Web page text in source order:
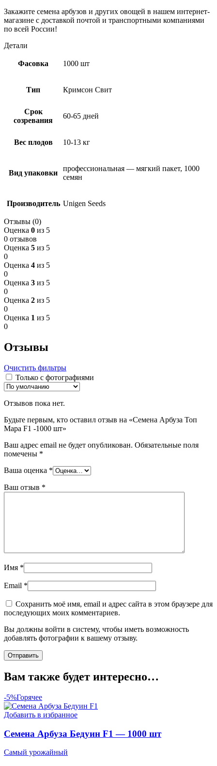
Закажите семена арбузов и других овощей в нашем интернет-
магазине с доставкой почтой и транспортными компаниями
по всей России!
Детали
Фасовка 1000 шт
Тип Кримсон Свит
Срок
созревания
60-65 дней
Вес плодов 10-13 кг
Вид упаковки
профессиональная — мягкий пакет, 1000
семян
Производитель Unigen Seeds
Отзывы (0)
Оценка 0 из 5
0 отзывов
Оценка 5 из 5
0
Оценка 4 из 5
0
Оценка 3 из 5
0
Оценка 2 из 5
0
Оценка 1 из 5
0
Отзывы
Очистить фильтры
Только с фотографиями
Отзывов пока нет.
Будьте первым, кто оставил отзыв на «Семена Арбуза Топ
Мара F1 -1000 шт»
Ваш адрес email не будет опубликован. Обязательные поля
помечены *
Ваша оценка *
Ваш отзыв *
Имя *
Email *
Сохранить моё имя, email и адрес сайта в этом браузере для
последующих моих комментариев.
Вы должны войти в систему, чтобы иметь возможность
добавлять фотографии к вашему отзыву.
Вам также будет интересно…
-5%Горячее
Добавить в избранное
Семена Арбуза Бедуин F1 — 1000 шт
Самый урожайный